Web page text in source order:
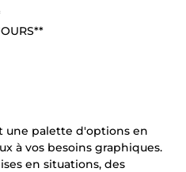
une palette d'options en
à vos besoins graphiques.
en situations, des